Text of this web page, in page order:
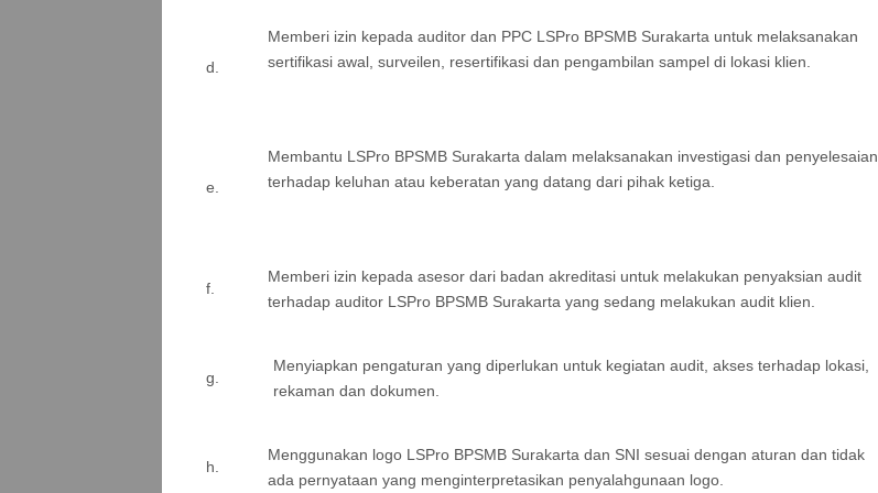
d.
Memberi izin kepada auditor dan PPC LSPro BPSMB Surakarta untuk melaksanakan
sertifikasi awal, surveilen, resertifikasi dan pengambilan sampel di lokasi klien.
e.
Membantu LSPro BPSMB Surakarta dalam melaksanakan investigasi dan penyelesaian
terhadap keluhan atau keberatan yang datang dari pihak ketiga.
f.
Memberi izin kepada asesor dari badan akreditasi untuk melakukan penyaksian audit
terhadap auditor LSPro BPSMB Surakarta yang sedang melakukan audit klien.
g.
Menyiapkan pengaturan yang diperlukan untuk kegiatan audit, akses terhadap lokasi,
rekaman dan dokumen.
h.
Menggunakan logo LSPro BPSMB Surakarta dan SNI sesuai dengan aturan dan tidak
ada pernyataan yang menginterpretasikan penyalahgunaan logo.